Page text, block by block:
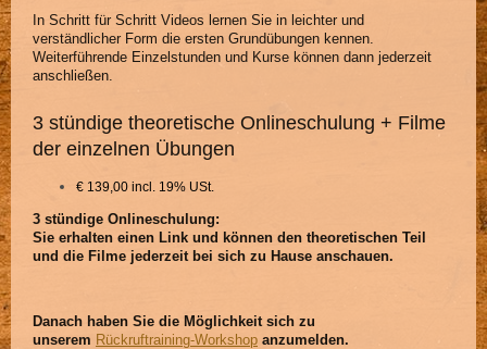
In Schritt für Schritt Videos lernen Sie in leichter und
verständlicher Form die ersten Grundübungen kennen.
Weiterführende Einzelstunden und Kurse können dann jederzeit
anschließen.
3 stündige theoretische Onlineschulung + Filme
der einzelnen Übungen
€ 139,00 incl. 19% USt.
3 stündige Onlineschulung:
Sie erhalten einen Link und können den theoretischen Teil
und die Filme jederzeit bei sich zu Hause anschauen.
Danach haben Sie die Möglichkeit sich zu
unserem Rückruftraining-Workshop anzumelden.